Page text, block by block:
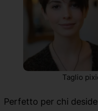
Taglio
Perfetto per chi